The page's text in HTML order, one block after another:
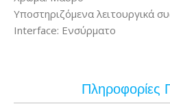
Υποστηριζόμενα λειτουργικά
Interface: Ενσύρματο
Πληροφορίες